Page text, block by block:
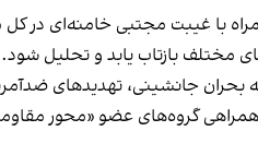
با غیبت مجتبی خامنه‌ای در کل
مختلف بازتاب یابد و تحلیل شود.
جانشینی، تهدیدهای
گروه‌های عضو «محور